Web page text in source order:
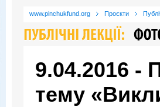
www.pinchukfund.org Проєкти
9.04.2016 -
тему